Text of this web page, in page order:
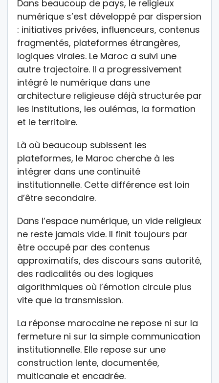
Dans beaucoup de pays, le religieux
numérique s’est développé par dispersion
: initiatives privées, influenceurs, contenus
fragmentés, plateformes étrangères,
logiques virales. Le Maroc a suivi une
autre trajectoire. Il a progressivement
intégré le numérique dans une
architecture religieuse déjà structurée par
les institutions, les oulémas, la formation
et le territoire.
Là où beaucoup subissent les
plateformes, le Maroc cherche à les
intégrer dans une continuité
institutionnelle. Cette différence est loin
d’être secondaire.
Dans l’espace numérique, un vide religieux
ne reste jamais vide. Il finit toujours par
être occupé par des contenus
approximatifs, des discours sans autorité,
des radicalités ou des logiques
algorithmiques où l’émotion circule plus
vite que la transmission.
La réponse marocaine ne repose ni sur la
fermeture ni sur la simple communication
institutionnelle. Elle repose sur une
construction lente, documentée,
multicanale et encadrée.